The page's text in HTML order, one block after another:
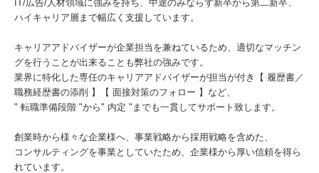
IT/広告/人材領域に強みを持ち、中途のみならず新卒から第二新卒、
ハイキャリア層まで幅広く支援しています。
キャリアアドバイザーが企業担当を兼ねているため、適切なマッチン
グを行うことが出来ることも弊社の強みです。
業界に特化した専任のキャリアアドバイザーが担当が付き【 履歴書／
職務経歴書の添削 】【 面接対策のフォロー 】など、
" 転職準備段階 "から" 内定 "までも一貫してサポート致します。
創業時から様々な企業様へ、事業戦略から採用戦略を含めた、
コンサルティングを事業としていたため、企業様から厚い信頼を得ら
れています。